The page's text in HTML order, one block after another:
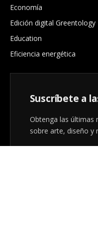
Economía
Edición digital Greentology
Education
Eficiencia energética
Suscríbete a
Obtenga las últimas
sobre arte, diseño y